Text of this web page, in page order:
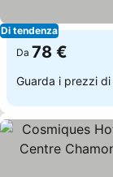
Di tendenza
Da 78 €
Guarda i prezzi di